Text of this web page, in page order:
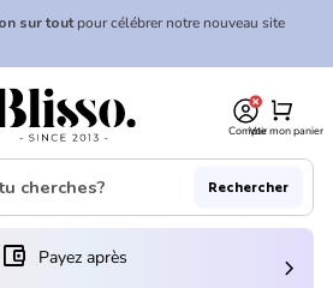
sur toutpour célébrer notre nouveau site
CompteVoir mon panier
shopping_cart
Rechercher
nouvel onglet/fenêtre)
account_balance_wallet Payez après chevron_right